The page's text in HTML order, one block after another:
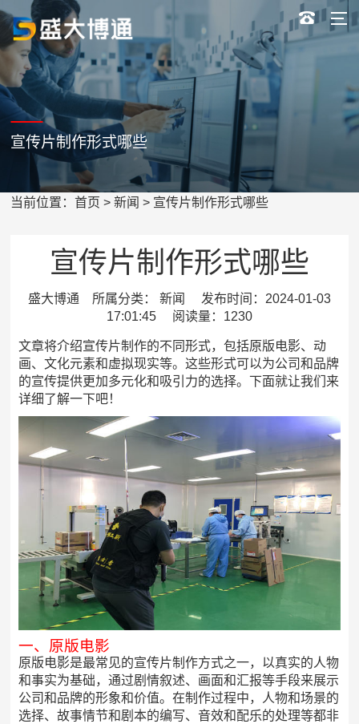
宣传片制作形式哪些
当前位置：首页 >新闻 > 宣传片制作形式哪些
宣传片制作形式哪些
盛大博通 所属分类： 新闻 发布时间：2024-01-03
17:01:45 阅读量：1230
文章将介绍宣传片制作的不同形式，包括原版电影、动
画、文化元素和虚拟现实等。这些形式可以为公司和品牌
的宣传提供更加多元化和吸引力的选择。下面就让我们来
详细了解一下吧！
一、原版电影
原版电影是最常见的宣传片制作方式之一，以真实的人物
和事实为基础，通过剧情叙述、画面和汇报等手段来展示
公司和品牌的形象和价值。在制作过程中，人物和场景的
选择、故事情节和剧本的编写、音效和配乐的处理等都非